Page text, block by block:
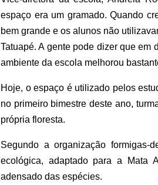
espaço era um gramado. Quando
bem grande e os alunos não
Tatuapé. A gente pode dizer que em
ambiente da escola melhorou
Hoje, o espaço é utilizado pelos
no primeiro bimestre deste ano,
própria floresta.
Segundo a organização
ecológica, adaptado para a Mata
adensado das espécies.